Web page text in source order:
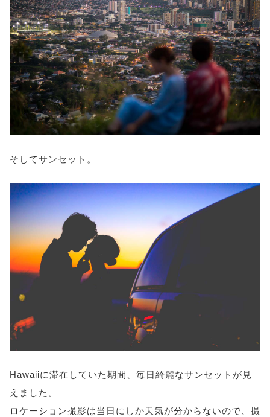
そしてサンセット。
Hawaiiに滞在していた期間、毎日綺麗なサンセットが見
えました。
ロケーション撮影は当日にしか天気が分からないので、撮